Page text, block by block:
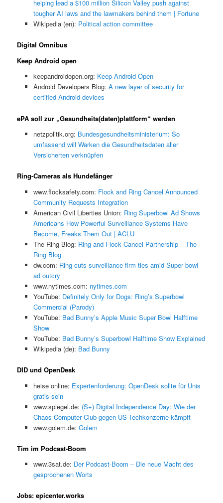
helping lead a $100 million Silicon Valley push against
tougher AI laws and the lawmakers behind them | Fortune
Wikipedia (en): Political action committee
Digital Omnibus
Keep Android open
keepandroidopen.org: Keep Android Open
Android Developers Blog: A new layer of security for
certified Android devices
ePA soll zur „Gesundheits(daten)plattform“ werden
netzpolitik.org: Bundesgesundheitsministerium: So
umfassend will Warken die Gesundheitsdaten aller
Versicherten verknüpfen
Ring-Cameras als Hundefänger
www.flocksafety.com: Flock and Ring Cancel Announced
Community Requests Integration
American Civil Liberties Union: Ring Superbowl Ad Shows
Americans How Powerful Surveillance Systems Have
Become, Freaks Them Out | ACLU
The Ring Blog: Ring and Flock Cancel Partnership – The
Ring Blog
dw.com: Ring cuts surveillance firm ties amid Super bowl
ad outcry
www.nytimes.com: nytimes.com
YouTube: Definitely Only for Dogs: Ring’s Superbowl
Commercial (Parody)
YouTube: Bad Bunny’s Apple Music Super Bowl Halftime
Show
YouTube: Bad Bunny’s Superbowl Halftime Show Explained
Wikipedia (de): Bad Bunny
DID und OpenDesk
heise online: Expertenforderung: OpenDesk sollte für Unis
gratis sein
www.spiegel.de: (S+) Digital Independence Day: Wie der
Chaos Computer Club gegen US-Techkonzerne kämpft
www.golem.de: Golem
Tim im Podcast-Boom
www.3sat.de: Der Podcast-Boom – Die neue Macht des
gesprochenen Worts
Jobs: epicenter.works